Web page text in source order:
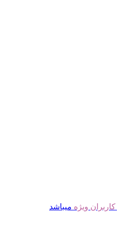
کاربران ویژه میباشد